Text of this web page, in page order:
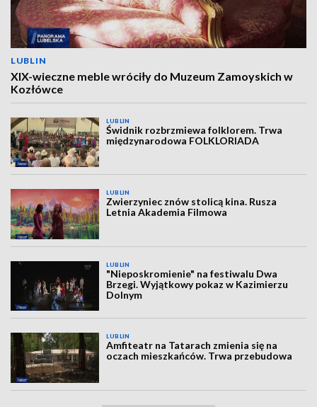
LUBLIN
XIX-wieczne meble wróciły do Muzeum Zamoyskich w
Kozłówce
LUBLIN
Świdnik rozbrzmiewa folklorem. Trwa
międzynarodowa FOLKLORIADA
LUBLIN
Zwierzyniec znów stolicą kina. Rusza
Letnia Akademia Filmowa
LUBLIN
"Nieposkromienie" na festiwalu Dwa
Brzegi. Wyjątkowy pokaz w Kazimierzu
Dolnym
LUBLIN
Amfiteatr na Tatarach zmienia się na
oczach mieszkańców. Trwa przebudowa